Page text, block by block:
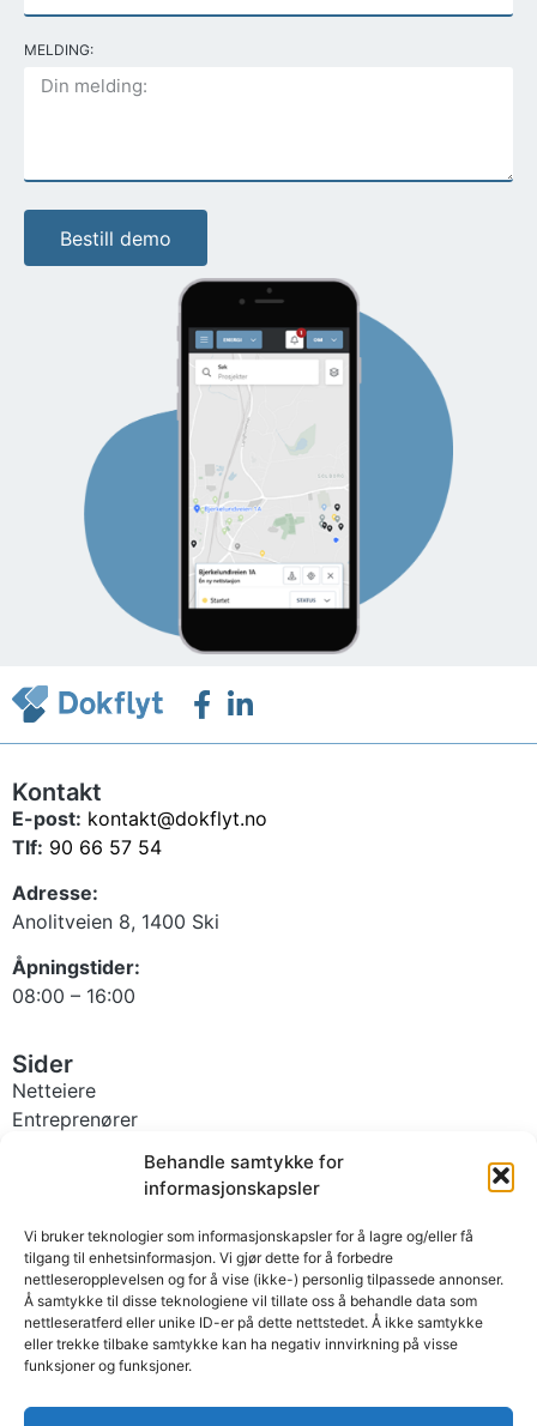
Behandle samtykke for
informasjonskapsler
Vi bruker teknologier som informasjonskapsler for å lagre og/eller få
tilgang til enhetsinformasjon. Vi gjør dette for å forbedre
nettleseropplevelsen og for å vise (ikke-) personlig tilpassede annonser.
Å samtykke til disse teknologiene vil tillate oss å behandle data som
nettleseratferd eller unike ID-er på dette nettstedet. Å ikke samtykke
eller trekke tilbake samtykke kan ha negativ innvirkning på visse
funksjoner og funksjoner.
MELDING:
Bestill demo
Kontakt
E-post: kontakt@dokflyt.no
Tlf: 90 66 57 54
Adresse:
Anolitveien 8, 1400 Ski
Åpningstider:
08:00 – 16:00
Sider
Netteiere
Entreprenører
Personvernerklæring/GDPR
Moduler
Energi
Telekom
Veilys
Arkiv
Vakt og beredskap